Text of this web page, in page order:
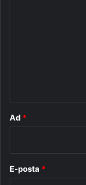
Ad *
E-posta *